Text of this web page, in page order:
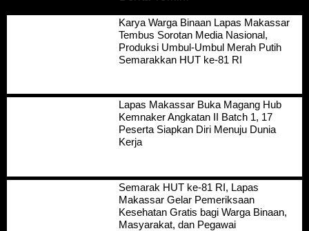
Karya Warga Binaan Lapas Makassar
Tembus Sorotan Media Nasional,
Produksi Umbul-Umbul Merah Putih
Semarakkan HUT ke-81 RI
Lapas Makassar Buka Magang Hub
Kemnaker Angkatan II Batch 1, 17
Peserta Siapkan Diri Menuju Dunia
Kerja
Semarak HUT ke-81 RI, Lapas
Makassar Gelar Pemeriksaan
Kesehatan Gratis bagi Warga Binaan,
Masyarakat, dan Pegawai